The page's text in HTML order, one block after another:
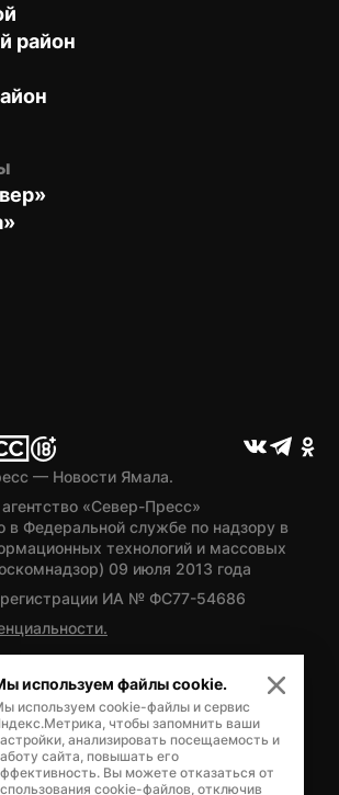
район
— Новости Ямала.
«Север-Пресс»
в Федеральной службе по надзору в
технологий и массовых
09 июля 2013 года
регистрации ИА № ФС77-54686
— А.Л. Поздеев
внутренней политики Ямало-
округа
используем файлы cookie.
используем cookie-файлы и сервис
чтобы запомнить ваши
анализировать посещаемость и
сайта, повышать его
Вы можете отказаться от
cookie-файлов, отключив